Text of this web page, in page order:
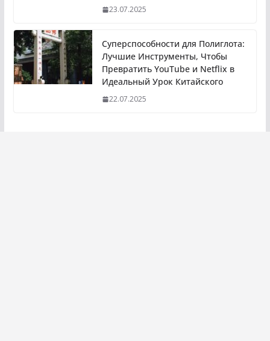
23.07.2025
Суперспособности для Полиглота:
Лучшие Инструменты, Чтобы
Превратить YouTube и Netflix в
Идеальный Урок Китайского
22.07.2025